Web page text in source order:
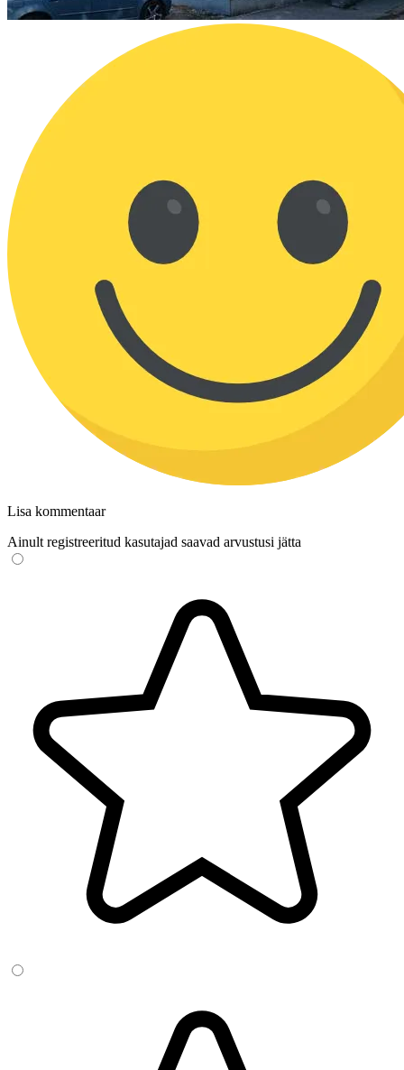
Lisa kommentaar
Ainult registreeritud kasutajad saavad arvustusi jätta